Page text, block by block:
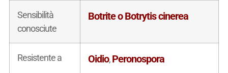
Sensibilità
conosciute
Botrite o Botrytis cinerea
Resistente a Oidio,Peronospora